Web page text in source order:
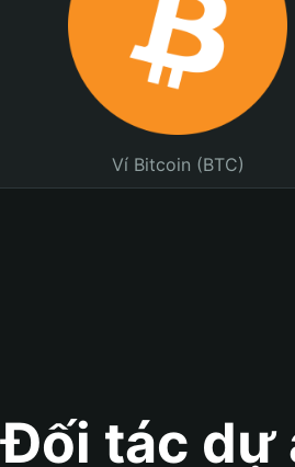
Ví Bitcoin (BTC)
Đối tác dự